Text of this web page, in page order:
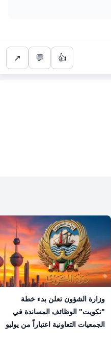
👍
💬
↗
​وزارة الشؤون تعلن بدء خطة
"تكويت" الوظائف المساندة في
الجمعيات التعاونية اعتباراً من يوليو